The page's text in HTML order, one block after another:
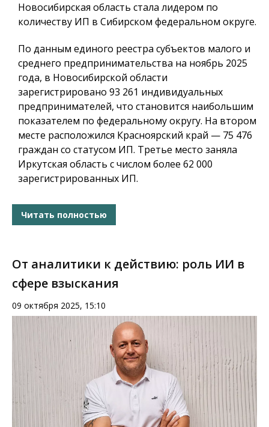
Новосибирская область стала лидером по
количеству ИП в Сибирском федеральном округе.
По данным единого реестра субъектов малого и
среднего предпринимательства на ноябрь 2025
года, в Новосибирской области
зарегистрировано 93 261 индивидуальных
предпринимателей, что становится наибольшим
показателем по федеральному округу. На втором
месте расположился Красноярский край — 75 476
граждан со статусом ИП. Третье место заняла
Иркутская область с числом более 62 000
зарегистрированных ИП.
Читать полностью
От аналитики к действию: роль ИИ в
сфере взыскания
09 октября 2025, 15:10